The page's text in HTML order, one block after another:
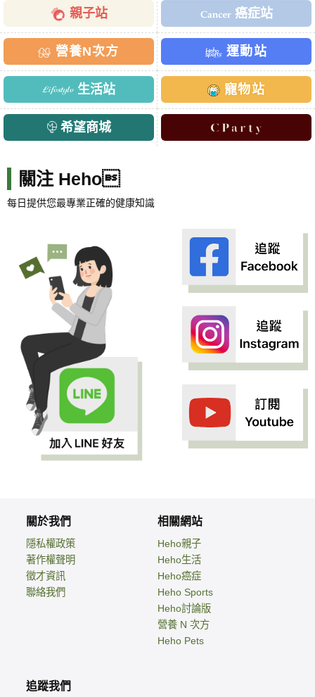
親子站 癌症站
營養N次方 運動站
生活站 寵物站
希望商城
關注 Heho
每日提供您最專業正確的健康知識
關於我們
隱私權政策
著作權聲明
徵才資訊
聯絡我們
相關網站
Heho親子
Heho生活
Heho癌症
Heho Sports
Heho討論版
營養 N 次方
Heho Pets
追蹤我們